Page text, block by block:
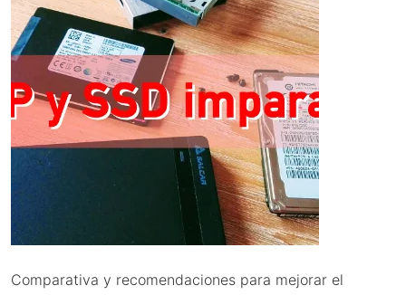
Comparativa y recomendaciones para mejorar el